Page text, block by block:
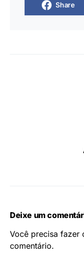
Share
Deixe um
Você precisa fazer
comentário.